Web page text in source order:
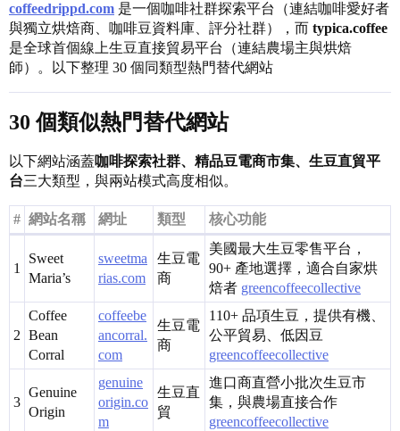
coffeedrippd.com 是一個咖啡社群探索平台（連結咖啡愛好者
與獨立烘焙商、咖啡豆資料庫、評分社群），而 typica.coffee
是全球首個線上生豆直接貿易平台（連結農場主與烘焙
師）。以下整理 30 個同類型熱門替代網站
30 個類似熱門替代網站
以下網站涵蓋咖啡探索社群、精品豆電商市集、生豆直貿平
台三大類型，與兩站模式高度相似。
# 網站名稱 網址 類型 核心功能
1
Sweet
Maria’s
sweetma
rias.com
生豆電
商
美國最大生豆零售平台，
90+ 產地選擇，適合自家烘
焙者 greencoffeecollective
2
Coffee
Bean
Corral
coffeebe
ancorral.
com
生豆電
商
110+ 品項生豆，提供有機、
公平貿易、低因豆
greencoffeecollective
3
Genuine
Origin
genuine
origin.co
m
生豆直
貿
進口商直營小批次生豆市
集，與農場直接合作
greencoffeecollective